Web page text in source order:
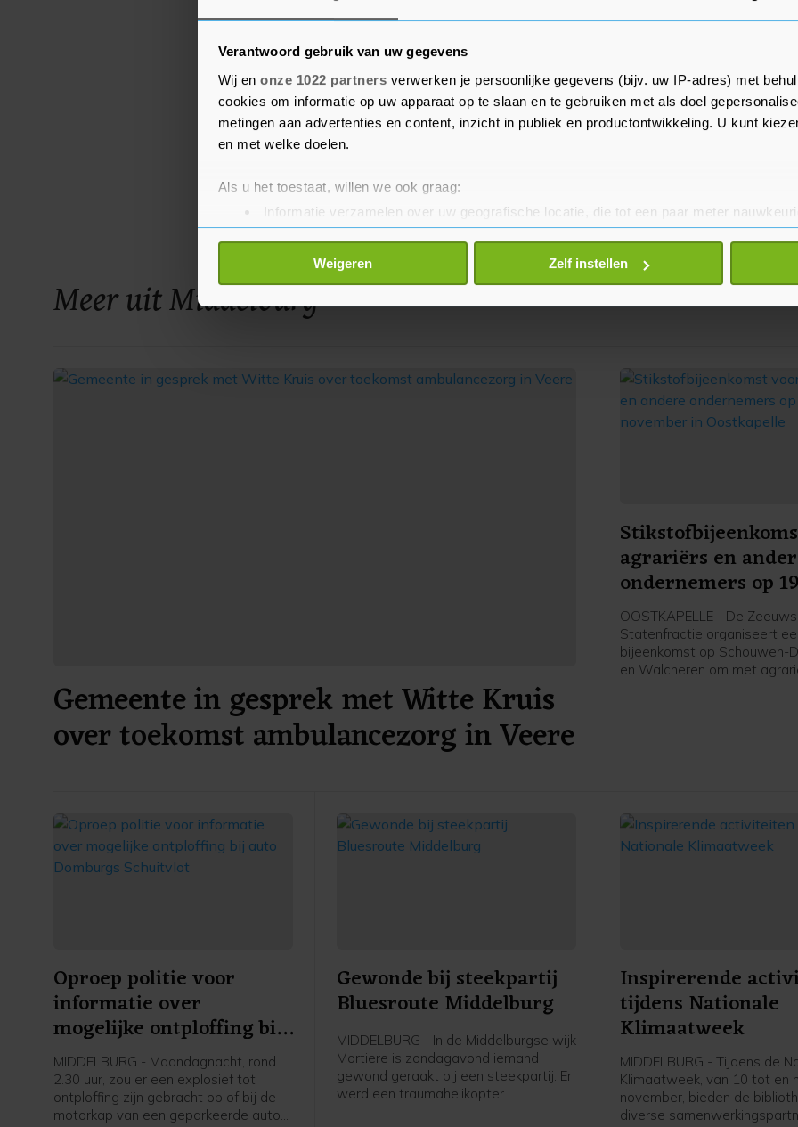
Verantwoord gebruik van uw gegevens
Wij en onze 1022 partners verwerken je persoonlijke gegevens (bijv. uw IP-adres) met
cookies om informatie op uw apparaat op te slaan en te gebruiken met als doel
metingen aan advertenties en content, inzicht in publiek en productontwikkeling. U kunt
en met welke doelen.
Als u het toestaat, willen we ook graag:
Informatie verzamelen over uw geografische locatie, die tot een paar meter
Uw apparaat identificeren door het actief te scannen op specifieke eigenschappen
Lees meer over hoe uw persoonlijke gegevens worden verwerkt en stel uw voorkeuren in het
toestemming op elk moment wijzigen of intrekken in de Cookieverklaring.
Met cookies werkt onze website beter en wordt jouw bezoek makkelijker en persoonlijker.
Weigeren Zelf instellen
Meer uit Middelburg
Gemeente in gesprek met Witte Kruis
over toekomst ambulancezorg in Veere
agrariërs en
ondernemers op 19
november in
OOSTKAPELLE - De
Statenfractie organiseert
bijeenkomst op Schouwen-
en Walcheren om met
Oproep politie voor
informatie over
mogelijke ontploffing bij
auto Domburgs
Schuitvlot
MIDDELBURG - Maandagnacht, rond
2.30 uur, zou er een explosief tot
ontploffing zijn gebracht op of bij de
motorkap van een geparkeerde auto
Gewonde bij steekpartij
Bluesroute Middelburg
MIDDELBURG - In de Middelburgse wijk
Mortiere is zondagavond iemand
gewond geraakt bij een steekpartij. Er
werd een traumahelikopter
Inspirerende
tijdens Nationale
Klimaatweek
MIDDELBURG - Tijdens de
Klimaatweek, van 10 tot en
november, bieden de
diverse